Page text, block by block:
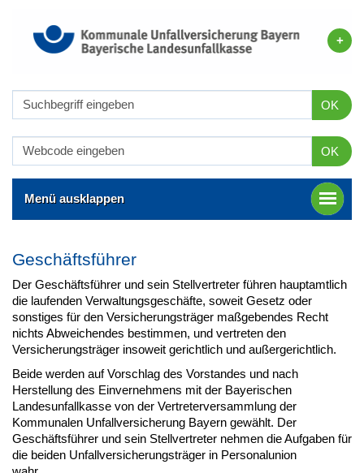
OK
OK
Menü ausklappen
Geschäftsführer
Der Geschäftsführer und sein Stellvertreter führen hauptamtlich
die laufenden Verwaltungsgeschäfte, soweit Gesetz oder
sonstiges für den Versicherungsträger maßgebendes Recht
nichts Abweichendes bestimmen, und vertreten den
Versicherungsträger insoweit gerichtlich und außergerichtlich.
Beide werden auf Vorschlag des Vorstandes und nach
Herstellung des Einvernehmens mit der Bayerischen
Landesunfallkasse von der Vertreterversammlung der
Kommunalen Unfallversicherung Bayern gewählt. Der
Geschäftsführer und sein Stellvertreter nehmen die Aufgaben für
die beiden Unfallversicherungsträger in Personalunion